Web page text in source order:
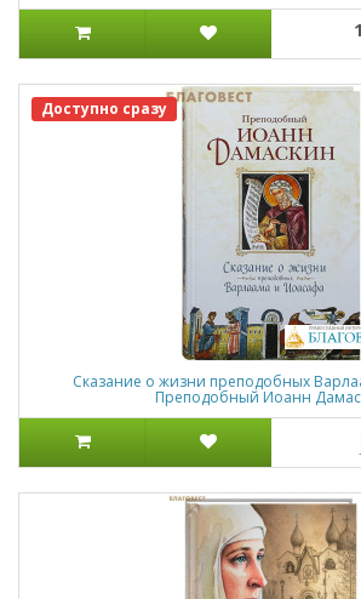
Доступно сразу
Сказание о жизни преподобных
Преподобный Иоанн